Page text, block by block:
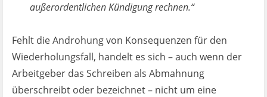
außerordentlichen Kündigung rechnen.“
Fehlt die Androhung von Konsequenzen für den
Wiederholungsfall, handelt es sich – auch wenn der
Arbeitgeber das Schreiben als Abmahnung
überschreibt oder bezeichnet – nicht um eine